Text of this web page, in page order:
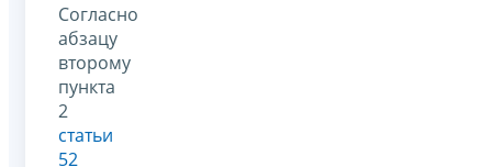
Согласно
абзацу
второму
пункта
2
статьи
52